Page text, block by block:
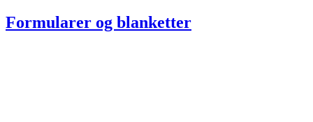
Formularer og blanketter